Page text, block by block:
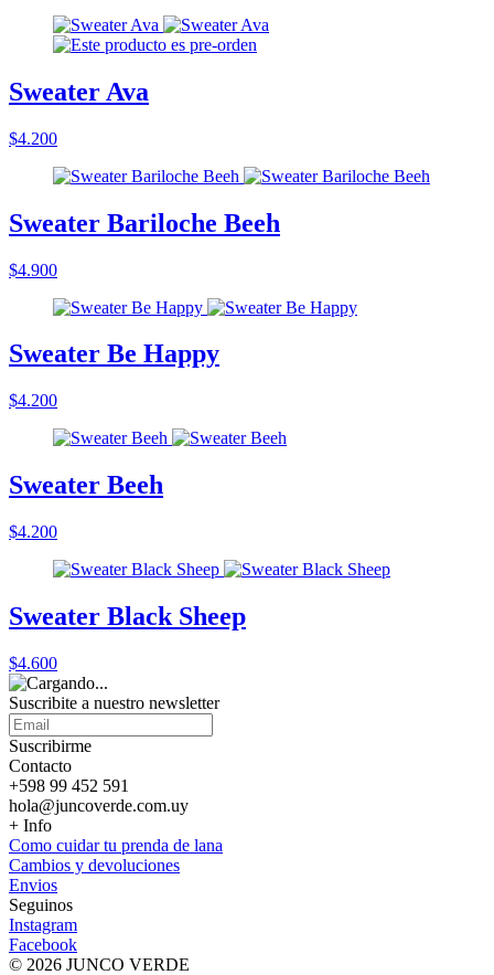
Sweater Ava
$4.200
Sweater Bariloche Beeh
$4.900
Sweater Be Happy
$4.200
Sweater Beeh
$4.200
Sweater Black Sheep
$4.600
Suscribite a nuestro newsletter
Suscribirme
Contacto
+598 99 452 591
hola@juncoverde.com.uy
+ Info
Como cuidar tu prenda de lana
Cambios y devoluciones
Envios
Seguinos
Instagram
Facebook
© 2026 JUNCO VERDE